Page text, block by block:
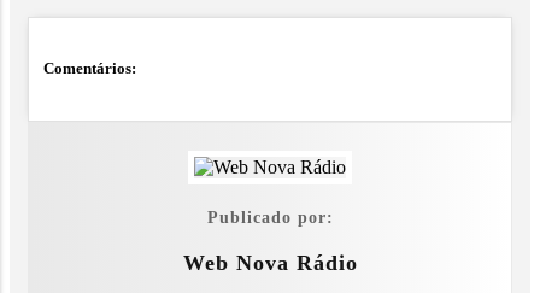
Comentários:
Publicado por:
Web Nova Rádio